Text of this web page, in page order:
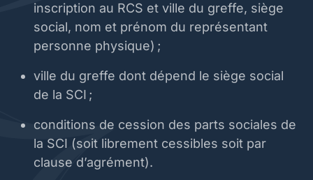
inscription au RCS et ville du greffe, siège
social, nom et prénom du représentant
personne physique) ;
ville du greffe dont dépend le siège social
de la SCI ;
conditions de cession des parts sociales de
la SCI (soit librement cessibles soit par
clause d’agrément).